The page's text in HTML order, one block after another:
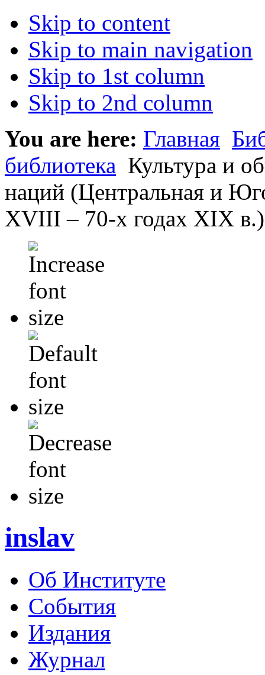
Skip to content
Skip to main navigation
Skip to 1st column
Skip to 2nd column
You are here: Главная
библиотека Культура и
наций (Центральная и
XVIII – 70-х годах XIX
inslav
Об Институте
События
Издания
Журнал